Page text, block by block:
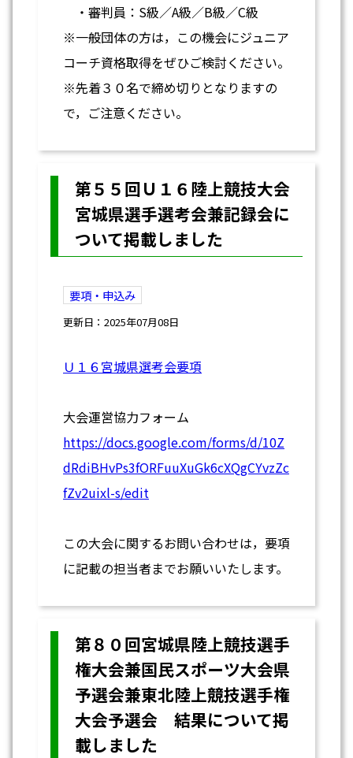
・審判員：S級／A級／B級／C級
※一般団体の方は，この機会にジュニア
コーチ資格取得をぜひご検討ください。
※先着３０名で締め切りとなりますの
で，ご注意ください。
第５５回Ｕ１６陸上競技大会
宮城県選手選考会兼記録会に
ついて掲載しました
要項・申込み
更新日：2025年07月08日
Ｕ１６宮城県選考会要項
大会運営協力フォーム
https://docs.google.com/forms/d/10Z
dRdiBHvPs3fORFuuXuGk6cXQgCYvzZc
fZv2uixl-s/edit
この大会に関するお問い合わせは，要項
に記載の担当者までお願いいたします。
第８０回宮城県陸上競技選手
権大会兼国民スポーツ大会県
予選会兼東北陸上競技選手権
大会予選会 結果について掲
載しました